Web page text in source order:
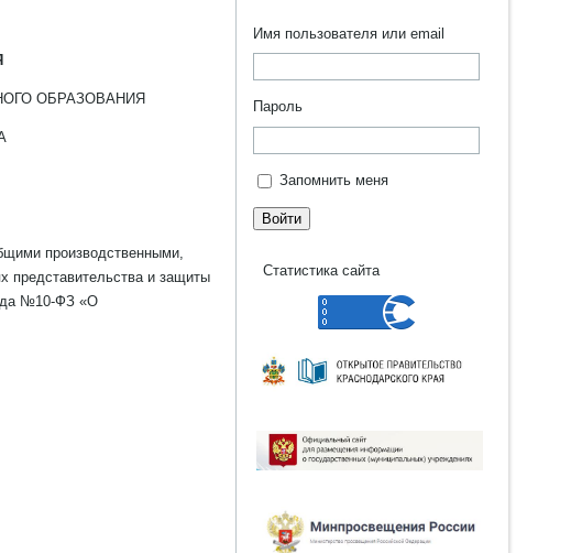
ОБРАЗОВАНИЯ
производственными,
представительства и защиты
№10-ФЗ «О
Имя пользователя или email
Пароль
Запомнить меня
Войти
Статистика сайта